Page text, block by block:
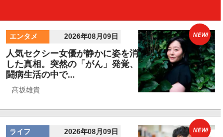
エンタメ 2026年08月09日
人気セクシー女優が静かに姿を消
した真相。突然の「がん」発覚、
闘病生活の中で...
髙坂雄貴
NEW!
ライフ 2026年08月09日 NEW!